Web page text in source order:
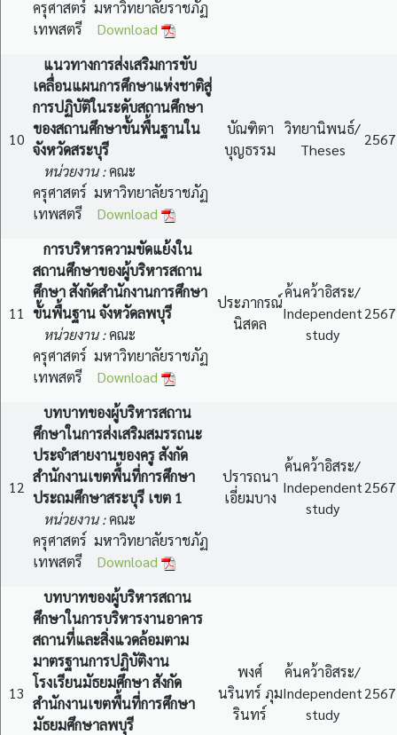
ครุศาสตร์ มหาวิทยาลัยราชภัฏ
เทพสตรี Download
10
แนวทางการส่งเสริมการขับ
เคลื่อนแผนการศึกษาแห่งชาติสู่
การปฏิบัติในระดับสถานศึกษา
ของสถานศึกษาขั้นพื้นฐานใน
จังหวัดสระบุรี
หน่วยงาน :คณะ
ครุศาสตร์ มหาวิทยาลัยราชภัฏ
เทพสตรี Download
บัณฑิตา
บุญธรรม
วิทยานิพนธ์/
Theses
2567
11
การบริหารความขัดแย้งใน
สถานศึกษาของผู้บริหารสถาน
ศึกษา สังกัดสำนักงานการศึกษา
ขั้นพื้นฐาน จังหวัดลพบุรี
หน่วยงาน :คณะ
ครุศาสตร์ มหาวิทยาลัยราชภัฏ
เทพสตรี Download
ประภากรณ์
นิสดล
ค้นคว้าอิสระ/
Independent
study
2567
12
บทบาทของผู้บริหารสถาน
ศึกษาในการส่งเสริมสมรรถนะ
ประจำสายงานของครู สังกัด
สำนักงานเขตพื้นที่การศึกษา
ประถมศึกษาสระบุรี เขต 1
หน่วยงาน :คณะ
ครุศาสตร์ มหาวิทยาลัยราชภัฏ
เทพสตรี Download
ปรารถนา
เอี่ยมบาง
ค้นคว้าอิสระ/
Independent
study
2567
13
บทบาทของผู้บริหารสถาน
ศึกษาในการบริหารงานอาคาร
สถานที่และสิ่งแวดล้อมตาม
มาตรฐานการปฏิบัติงาน
โรงเรียนมัธยมศึกษา สังกัด
สำนักงานเขตพื้นที่การศึกษา
มัธยมศึกษาลพบุรี
พงศ์
นรินทร์ ภุม
รินทร์
ค้นคว้าอิสระ/
Independent
study
2567